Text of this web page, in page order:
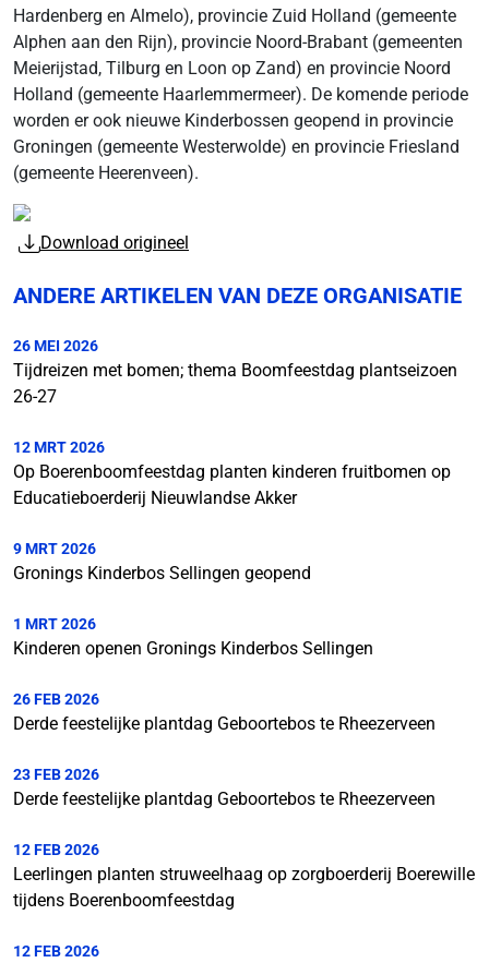
Hardenberg en Almelo), provincie Zuid Holland (gemeente
Alphen aan den Rijn), provincie Noord-Brabant (gemeenten
Meierijstad, Tilburg en Loon op Zand) en provincie Noord
Holland (gemeente Haarlemmermeer). De komende periode
worden er ook nieuwe Kinderbossen geopend in provincie
Groningen (gemeente Westerwolde) en provincie Friesland
(gemeente Heerenveen).
Download origineel
ANDERE ARTIKELEN VAN DEZE ORGANISATIE
26 MEI 2026
Tijdreizen met bomen; thema Boomfeestdag plantseizoen
26-27
12 MRT 2026
Op Boerenboomfeestdag planten kinderen fruitbomen op
Educatieboerderij Nieuwlandse Akker
9 MRT 2026
Gronings Kinderbos Sellingen geopend
1 MRT 2026
Kinderen openen Gronings Kinderbos Sellingen
26 FEB 2026
Derde feestelijke plantdag Geboortebos te Rheezerveen
23 FEB 2026
Derde feestelijke plantdag Geboortebos te Rheezerveen
12 FEB 2026
Leerlingen planten struweelhaag op zorgboerderij Boerewille
tijdens Boerenboomfeestdag
12 FEB 2026